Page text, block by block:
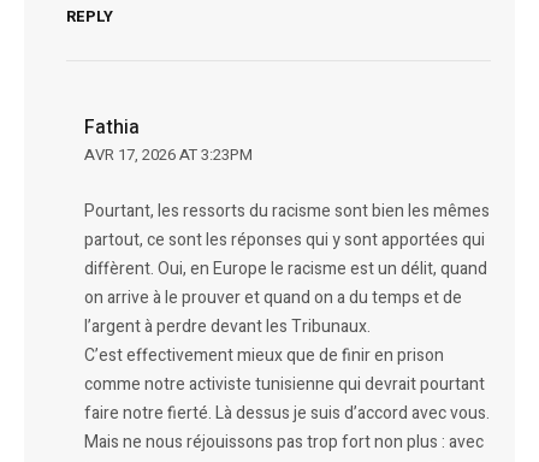
REPLY
Fathia
AVR 17, 2026 AT 3:23PM
Pourtant, les ressorts du racisme sont bien les mêmes
partout, ce sont les réponses qui y sont apportées qui
diffèrent. Oui, en Europe le racisme est un délit, quand
on arrive à le prouver et quand on a du temps et de
l’argent à perdre devant les Tribunaux.
C’est effectivement mieux que de finir en prison
comme notre activiste tunisienne qui devrait pourtant
faire notre fierté. Là dessus je suis d’accord avec vous.
Mais ne nous réjouissons pas trop fort non plus : avec